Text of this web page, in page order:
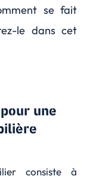
se fait
le dans cet
une
consiste à